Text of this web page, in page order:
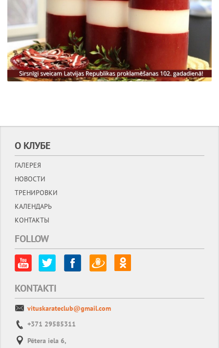
О КЛУБЕ
ГАЛЕРЕЯ
НОВОСТИ
ТРЕНИРОВКИ
КАЛЕНДАРЬ
КОНТАКТЫ
FOLLOW
KONTAKTI
vituskarateclub@gmail.com
+371 29585311
Pētera iela 6,